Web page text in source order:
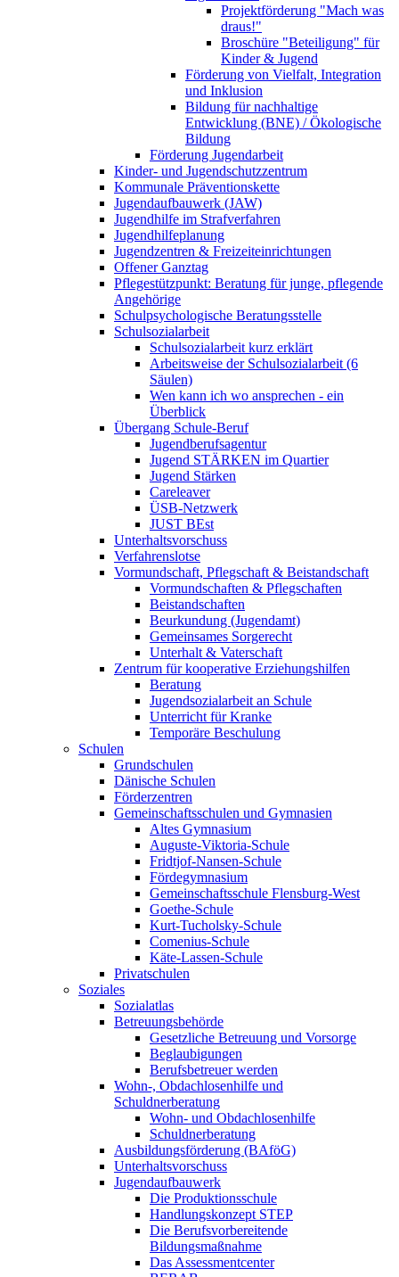
Projektförderung "Mach was
draus!"
Broschüre "Beteiligung" für
Kinder & Jugend
Förderung von Vielfalt, Integration
und Inklusion
Bildung für nachhaltige
Entwicklung (BNE) / Ökologische
Bildung
Förderung Jugendarbeit
Kinder- und Jugendschutzzentrum
Kommunale Präventionskette
Jugendaufbauwerk (JAW)
Jugendhilfe im Strafverfahren
Jugendhilfeplanung
Jugendzentren & Freizeiteinrichtungen
Offener Ganztag
Pflegestützpunkt: Beratung für junge, pflegende
Angehörige
Schulpsychologische Beratungsstelle
Schulsozialarbeit
Schulsozialarbeit kurz erklärt
Arbeitsweise der Schulsozialarbeit (6
Säulen)
Wen kann ich wo ansprechen - ein
Überblick
Übergang Schule-Beruf
Jugendberufsagentur
Jugend STÄRKEN im Quartier
Jugend Stärken
Careleaver
ÜSB-Netzwerk
JUST BEst
Unterhaltsvorschuss
Verfahrenslotse
Vormundschaft, Pflegschaft & Beistandschaft
Vormundschaften & Pflegschaften
Beistandschaften
Beurkundung (Jugendamt)
Gemeinsames Sorgerecht
Unterhalt & Vaterschaft
Zentrum für kooperative Erziehungshilfen
Beratung
Jugendsozialarbeit an Schule
Unterricht für Kranke
Temporäre Beschulung
Schulen
Grundschulen
Dänische Schulen
Förderzentren
Gemeinschaftsschulen und Gymnasien
Altes Gymnasium
Auguste-Viktoria-Schule
Fridtjof-Nansen-Schule
Fördegymnasium
Gemeinschaftsschule Flensburg-West
Goethe-Schule
Kurt-Tucholsky-Schule
Comenius-Schule
Käte-Lassen-Schule
Privatschulen
Soziales
Sozialatlas
Betreuungsbehörde
Gesetzliche Betreuung und Vorsorge
Beglaubigungen
Berufsbetreuer werden
Wohn-, Obdachlosenhilfe und
Schuldnerberatung
Wohn- und Obdachlosenhilfe
Schuldnerberatung
Ausbildungsförderung (BAföG)
Unterhaltsvorschuss
Jugendaufbauwerk
Die Produktionsschule
Handlungskonzept STEP
Die Berufsvorbereitende
Bildungsmaßnahme
Das Assessmentcenter